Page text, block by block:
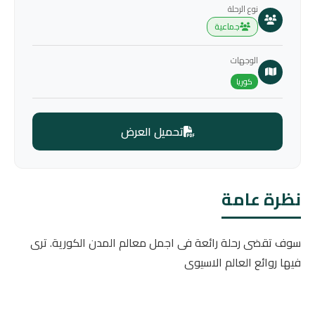
نظرة عامة
سوف تقضى رحلة رائعة فى اجمل معالم المدن الكورية. ترى
فيها روائع العالم الاسيوى
نوع الرحلة
جماعية
الوجهات
كوريا
تحميل العرض